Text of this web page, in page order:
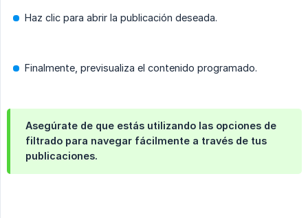
Haz clic para abrir la publicación deseada.
Finalmente, previsualiza el contenido programado.
Asegúrate de que estás utilizando las opciones de
filtrado para navegar fácilmente a través de tus
publicaciones.